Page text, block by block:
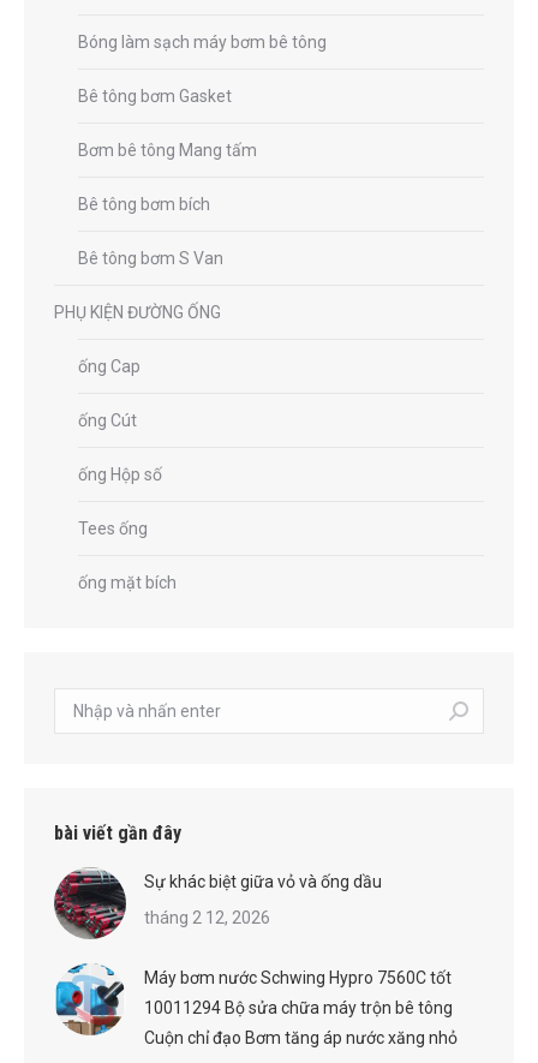
Bóng làm sạch máy bơm bê tông
Bê tông bơm Gasket
Bơm bê tông Mang tấm
Bê tông bơm bích
Bê tông bơm S Van
PHỤ KIỆN ĐƯỜNG ỐNG
ống Cap
ống Cút
ống Hộp số
Tees ống
ống mặt bích
Tìm
kiếm:
bài viết gần đây
Sự khác biệt giữa vỏ và ống dầu
tháng 2 12, 2026
Máy bơm nước Schwing Hypro 7560C tốt
10011294 Bộ sửa chữa máy trộn bê tông
Cuộn chỉ đạo Bơm tăng áp nước xăng nhỏ